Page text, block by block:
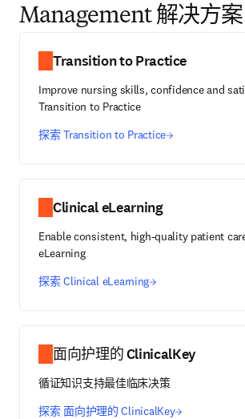
Management 解决方案
Transition to Practice
Improve nursing skills, confidence and
Transition to Practice
探索 Transition to Practice
Clinical eLearning
Enable consistent, high-quality patient
eLearning
探索 Clinical eLearning
面向护理的 ClinicalKey
循证知识支持最佳临床决策
探索 面向护理的 ClinicalKey